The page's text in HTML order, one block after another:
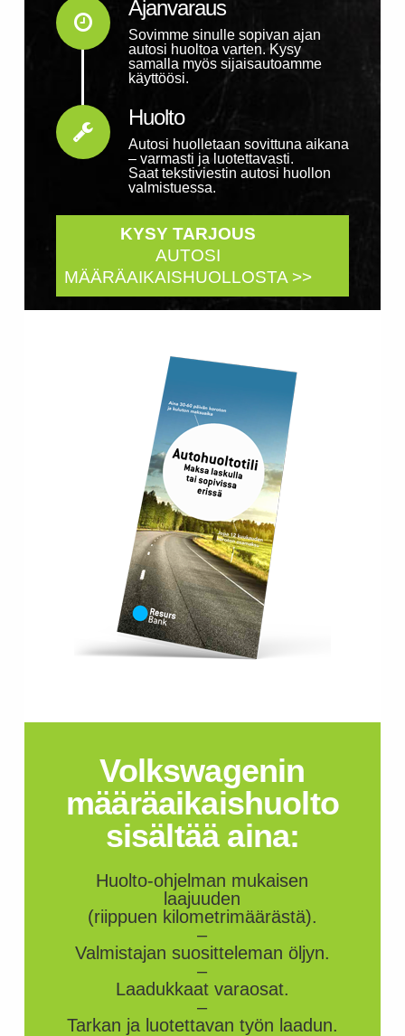
Connector.
Ajanvaraus
Sovimme sinulle sopivan ajan
autosi huoltoa varten. Kysy
samalla myös sijaisautoamme
käyttöösi.
Huolto
Autosi huolletaan sovittuna aikana
– varmasti ja luotettavasti.
Saat tekstiviestin autosi huollon
valmistuessa.
KYSY TARJOUS
AUTOSI
MÄÄRÄAIKAISHUOLLOSTA >>
Volkswagenin
määräaikaishuolto
sisältää aina:
Huolto-ohjelman mukaisen
laajuuden
(riippuen kilometrimäärästä).
–
Valmistajan suositteleman öljyn.
–
Laadukkaat varaosat.
–
Tarkan ja luotettavan työn laadun.